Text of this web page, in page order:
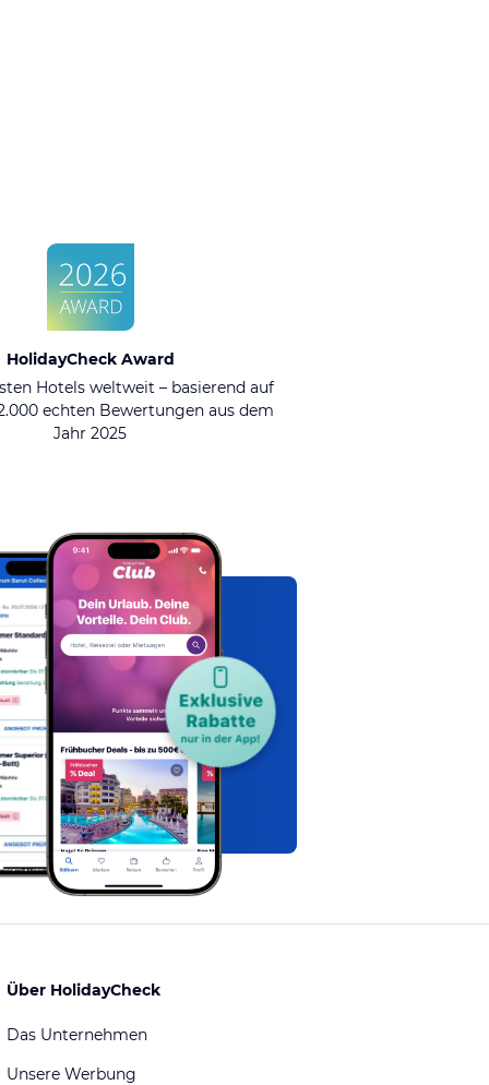
HolidayCheck Award
Hotels weltweit – basierend auf
echten Bewertungen aus dem
Jahr 2025
Über HolidayCheck
Das Unternehmen
Unsere Werbung